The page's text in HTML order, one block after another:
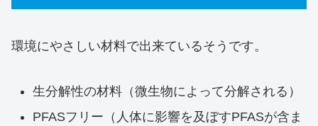
環境にやさしい材料で出来ているそうです。
生分解性の材料（微生物によって分解される）
PFASフリー（人体に影響を及ぼすPFASが含ま